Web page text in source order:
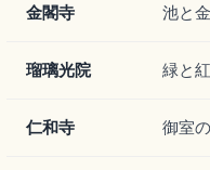
金閣寺 池と
瑠璃光院 緑と
仁和寺 御室